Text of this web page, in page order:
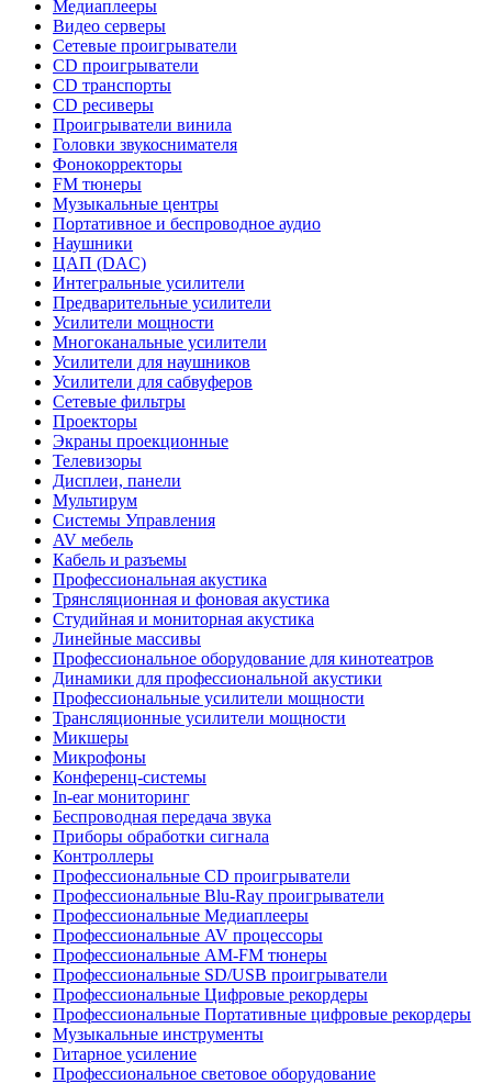
Медиаплееры
Видео серверы
Сетевые проигрыватели
CD проигрыватели
CD транспорты
CD ресиверы
Проигрыватели винила
Головки звукоснимателя
Фонокорректоры
FM тюнеры
Музыкальные центры
Портативное и беспроводное аудио
Наушники
ЦАП (DAC)
Интегральные усилители
Предварительные усилители
Усилители мощности
Многоканальные усилители
Усилители для наушников
Усилители для сабвуферов
Сетевые фильтры
Проекторы
Экраны проекционные
Телевизоры
Дисплеи, панели
Мультирум
Системы Управления
AV мебель
Кабель и разъемы
Профессиональная акустика
Трянсляционная и фоновая акустика
Студийная и мониторная акустика
Линейные массивы
Профессиональное оборудование для кинотеатров
Динамики для профессиональной акустики
Профессиональные усилители мощности
Трансляционные усилители мощности
Микшеры
Микрофоны
Конференц-системы
In-ear мониторинг
Беспроводная передача звука
Приборы обработки сигнала
Контроллеры
Профессиональные СD проигрыватели
Профессиональные Blu-Ray проигрыватели
Профессиональные Медиаплееры
Профессиональные AV процессоры
Профессиональные AM-FM тюнеры
Профессиональные SD/USB проигрыватели
Профессиональные Цифровые рекордеры
Профессиональные Портативные цифровые рекордеры
Музыкальные инструменты
Гитарное усиление
Профессиональное световое оборудование